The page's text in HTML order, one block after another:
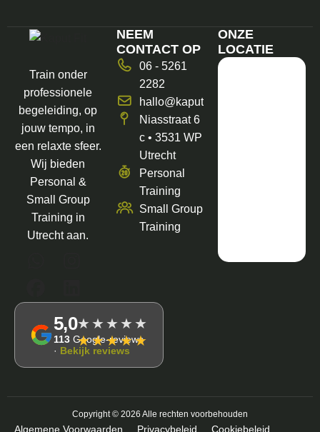
Train onder
professionele
begeleiding, op
jouw tempo, in
een relaxte sfeer.
Wij bieden
Personal &
Small Group
Training in
Utrecht aan.
5,0★★★★★
★★★★★
113 Google-reviews
· Bekijk reviews
NEEM
CONTACT OP
06 - 5261
2282
hallo@kaputfit.nl
Niasstraat 6
c • 3531 WP
Utrecht
Personal
Training
Small Group
Training
ONZE
LOCATIE
Copyright © 2026 Alle rechten voorbehouden
Algemene Voorwaarden Privacybeleid Cookiebeleid